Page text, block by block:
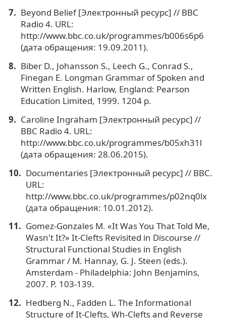
Beyond Belief [Электронный ресурс] // BBC
Radio 4. URL:
http://www.bbc.co.uk/programmes/b006s6p6
(дата обращения: 19.09.2011).
Biber D., Johansson S., Leech G., Conrad S.,
Finegan E. Longman Grammar of Spoken and
Written English. Harlow, England: Pearson
Education Limited, 1999. 1204 p.
Caroline Ingraham [Электронный ресурс] //
BBC Radio 4. URL:
http://www.bbc.co.uk/programmes/b05xh31l
(дата обращения: 28.06.2015).
Documentaries [Электронный ресурс] // BBC.
URL:
http://www.bbc.co.uk/programmes/p02nq0lx
(дата обращения: 10.01.2012).
Gomez-Gonzales M. «It Was You That Told Me,
Wasn't It?» It-Clefts Revisited in Discourse //
Structural Functional Studies in English
Grammar / M. Hannay, G. J. Steen (eds.).
Amsterdam - Philadelphia: John Benjamins,
2007. P. 103-139.
Hedberg N., Fadden L. The Informational
Structure of It-Clefts, Wh-Clefts and Reverse